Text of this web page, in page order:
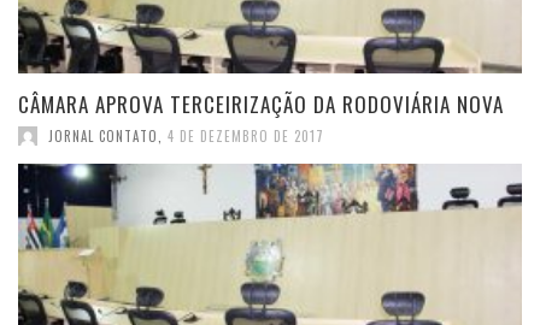
CÂMARA APROVA TERCEIRIZAÇÃO DA RODOVIÁRIA NOVA
JORNAL CONTATO 4 DE DEZEMBRO DE 2017